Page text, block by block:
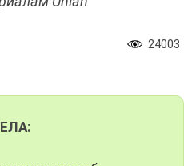
24003